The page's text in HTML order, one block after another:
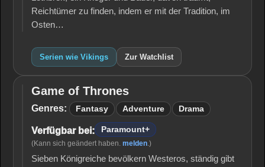
Reichtümer zu finden, indem er mit der Tradition, im
Osten…
Serien wie Vikings Zur Watchlist
Game
of
Game of Thrones
Genres: Fantasy Adventure Drama
Verfügbar bei: Paramount+
(Kann sich geändert haben. melden.)
Sieben Königreiche bevölkern Westeros, ständig gibt